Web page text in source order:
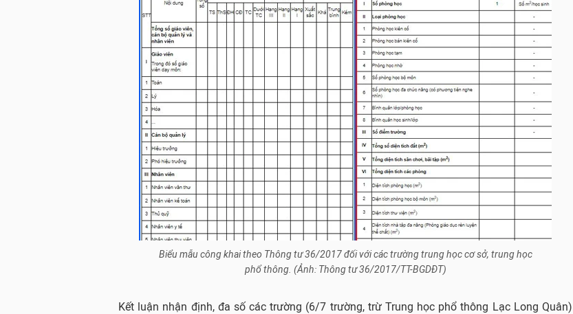
Biểu mẫu công khai theo Thông tư 36/2017 đối với các trường trung học cơ sở, trung học
phổ thông. (Ảnh: Thông tư 36/2017/TT-BGDĐT)
Kết luận nhận định, đa số các trường (6/7 trường, trừ Trung học phổ thông Lạc Long Quân)